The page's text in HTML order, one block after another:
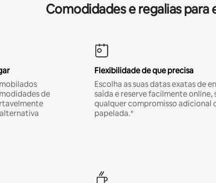
Comodidades e regalias para
de
Flexibilidade de que precisa
Escolha as suas datas exatas de
saída e reserve facilmente online,
qualquer compromisso adicional
papelada.*